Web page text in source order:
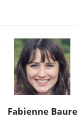
Fabienne Baure